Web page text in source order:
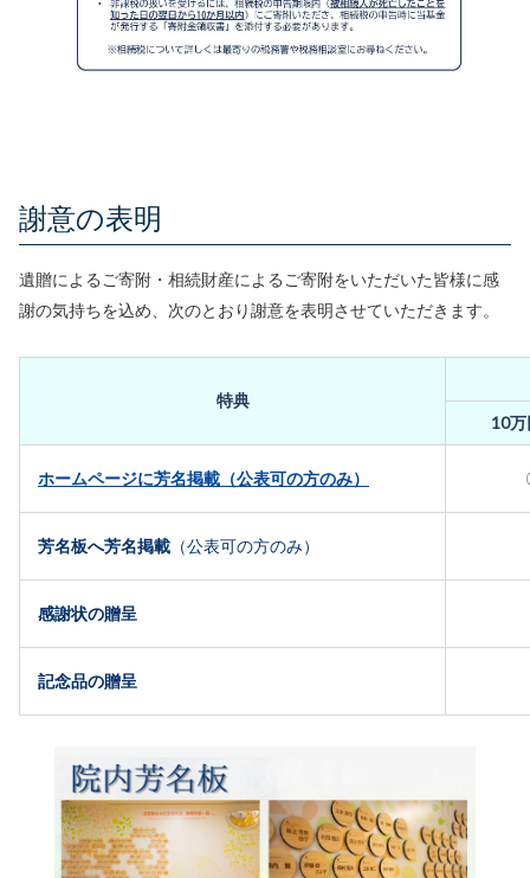
謝意の表明
遺贈によるご寄附・相続財産によるご寄附をいただいた皆様に感
謝の気持ちを込め、次のとおり謝意を表明させていただきます。
特典
10
ホームページに芳名掲載（公表可の方のみ）
芳名板へ芳名掲載 （公表可の方のみ）
感謝状の贈呈
記念品の贈呈